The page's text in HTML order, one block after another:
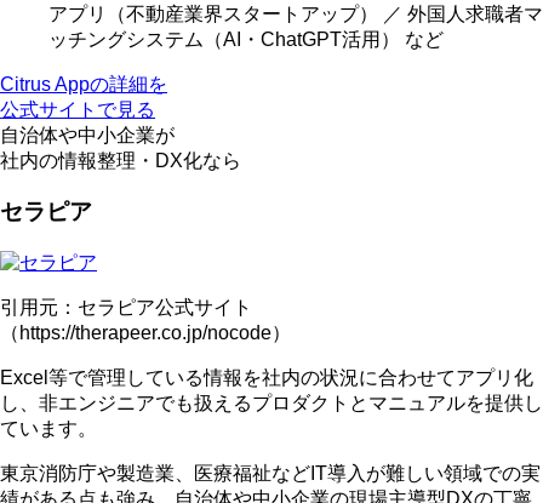
アプリ（不動産業界スタートアップ） ／ 外国人求職者マ
ッチングシステム（AI・ChatGPT活用） など
Citrus Appの詳細を
公式サイトで見る
自治体や中小企業が
社内の情報整理・DX化なら
セラピア
引用元：セラピア公式サイト
（https://therapeer.co.jp/nocode）
Excel等で管理している情報を社内の状況に合わせてアプリ化
し、 非エンジニアでも扱えるプロダクトとマニュアルを提供し
ています。
東京消防庁や製造業、医療福祉など IT導入が難しい領域での実
績がある点も強み。自治体や中小企業の現場主導型DXの丁寧